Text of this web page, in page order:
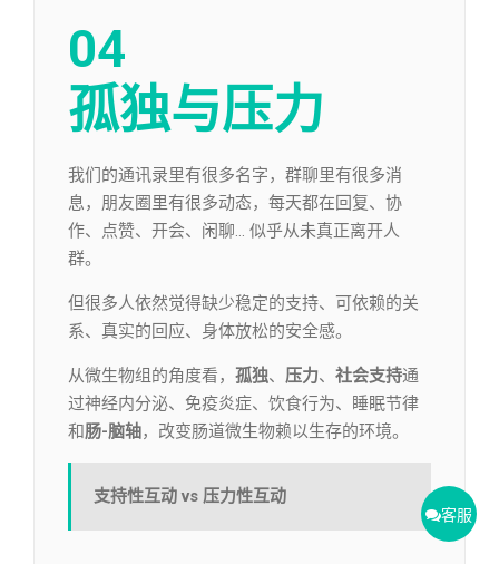
04
孤独与压力
我们的通讯录里有很多名字，群聊里有很多消
息，朋友圈里有很多动态，每天都在回复、协
作、点赞、开会、闲聊… 似乎从未真正离开人
群。
但很多人依然觉得缺少稳定的支持、可依赖的关
系、真实的回应、身体放松的安全感。
从微生物组的角度看， 孤独、 压力、 社会支持通
过神经内分泌、免疫炎症、饮食行为、睡眠节律
和肠-脑轴，改变肠道微生物赖以生存的环境。
支持性互动 vs 压力性互动
客服